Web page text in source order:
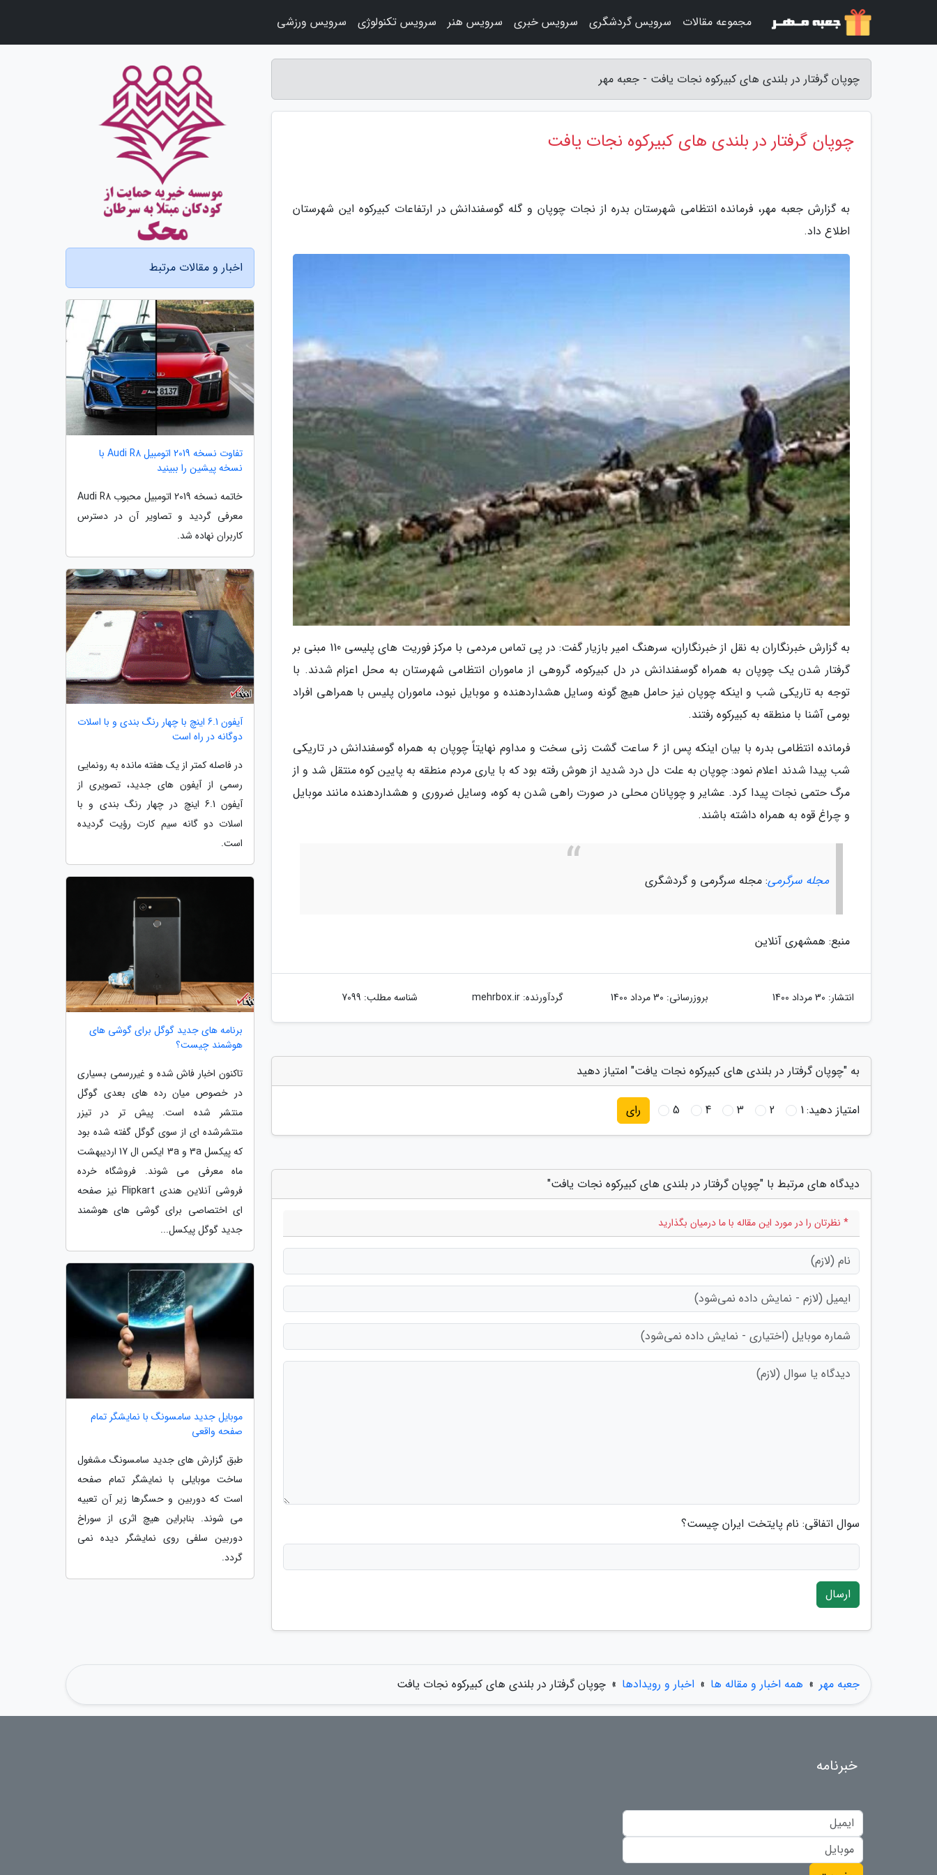
چوپان گرفتار در بلندی های کبیرکوه نجات یافت - جعبه مهر
چوپان گرفتار در بلندی های کبیرکوه نجات یافت
به گزارش جعبه مهر، فرمانده انتظامی شهرستان بدره از نجات چوپان و گله گوسفندانش در ارتفاعات کبیرکوه این شهرستان
اطلاع داد.
به گزارش خبرنگاران به نقل از خبرنگاران، سرهنگ امیر بازیار گفت: در پی تماس مردمی با مرکز فوریت های پلیسی 110 مبنی بر
گرفتار شدن یک چوپان به همراه گوسفندانش در دل کبیرکوه، گروهی از ماموران انتظامی شهرستان به محل اعزام شدند. با
توجه به تاریکی شب و اینکه چوپان نیز حامل هیچ گونه وسایل هشداردهنده و موبایل نبود، ماموران پلیس با همراهی افراد
بومی آشنا با منطقه به کبیرکوه رفتند.
فرمانده انتظامی بدره با بیان اینکه پس از 6 ساعت گشت زنی سخت و مداوم نهایتاً چوپان به همراه گوسفندانش در تاریکی
شب پیدا شدند اعلام نمود: چوپان به علت دل درد شدید از هوش رفته بود که با یاری مردم منطقه به پایین کوه منتقل شد و از
مرگ حتمی نجات پیدا کرد. عشایر و چوپانان محلی در صورت راهی شدن به کوه، وسایل ضروری و هشداردهنده مانند موبایل
و چراغ قوه به همراه داشته باشند.
مجله سرگرمی: مجله سرگرمی و گردشگری
منبع: همشهری آنلاین
انتشار: 30 مرداد 1400 بروزرسانی: 30 مرداد 1400 گردآورنده:mehrbox.ir شناسه مطلب: 7099
به "چوپان گرفتار در بلندی های کبیرکوه نجات یافت" امتیاز دهید
امتیاز دهید:1
2
3
4
5 رای
دیدگاه های مرتبط با "چوپان گرفتار در بلندی های کبیرکوه نجات یافت"
* نظرتان را در مورد این مقاله با ما درمیان بگذارید
سوال اتفاقی: نام پایتخت ایران چیست؟
ارسال
اخبار و مقالات مرتبط
تفاوت نسخه 2019 اتومبیل Audi R8 با
نسخه پیشین را ببینید
خاتمه نسخه 2019 اتومبیل محبوب Audi R8
معرفی گردید و تصاویر آن در دسترس
کاربران نهاده شد.
آیفون 6.1 اینچ با چهار رنگ بندی و با اسلات
دوگانه در راه است
در فاصله کمتر از یک هفته مانده به رونمایی
رسمی از آیفون های جدید، تصویری از
آیفون 6.1 اینچ در چهار رنگ بندی و با
اسلات دو گانه سیم کارت رؤیت گردیده
است.
برنامه های جدید گوگل برای گوشی های
هوشمند چیست؟
تاکنون اخبار فاش شده و غیررسمی بسیاری
در خصوص میان رده های بعدی گوگل
منتشر شده است. پیش تر در تیزر
منتشرشده ای از سوی گوگل گفته شده بود
که پیکسل 3a و 3a ایکس ال 17 اردیبهشت
ماه معرفی می شوند. فروشگاه خرده
فروشی آنلاین هندی Flipkart نیز صفحه
ای اختصاصی برای گوشی های هوشمند
جدید گوگل پیکسل...
موبایل جدید سامسونگ با نمایشگر تمام
صفحه واقعی
طبق گزارش های جدید سامسونگ مشغول
ساخت موبایلی با نمایشگر تمام صفحه
است که دوربین و حسگرها زیر آن تعبیه
می شوند. بنابراین هیچ اثری از سوراخ
دوربین سلفی روی نمایشگر دیده نمی
گردد.
جعبه مهر » همه اخبار و مقاله ها » اخبار و رویدادها » چوپان گرفتار در بلندی های کبیرکوه نجات یافت
مجموعه مقالات سرویس گردشگری سرویس خبری سرویس هنر سرویس تکنولوژی سرویس ورزشی
خبرنامه